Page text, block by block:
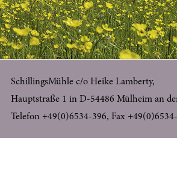
SchillingsMühle c/o Heike Lamberty,
Hauptstraße 1 in D-54486 Mülheim an
Telefon +49(0)6534-396, Fax
KONTAKT
START
IMPRESSUM
DATENSCHUTZ